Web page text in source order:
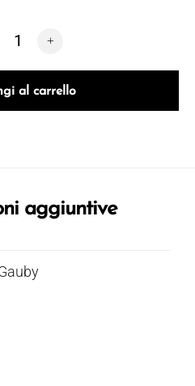
Gauby « Vieilles Vignes »
al carrello
aggiuntive